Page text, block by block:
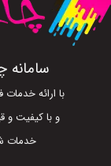
با ارائه
و با کیفیت و
خدمات